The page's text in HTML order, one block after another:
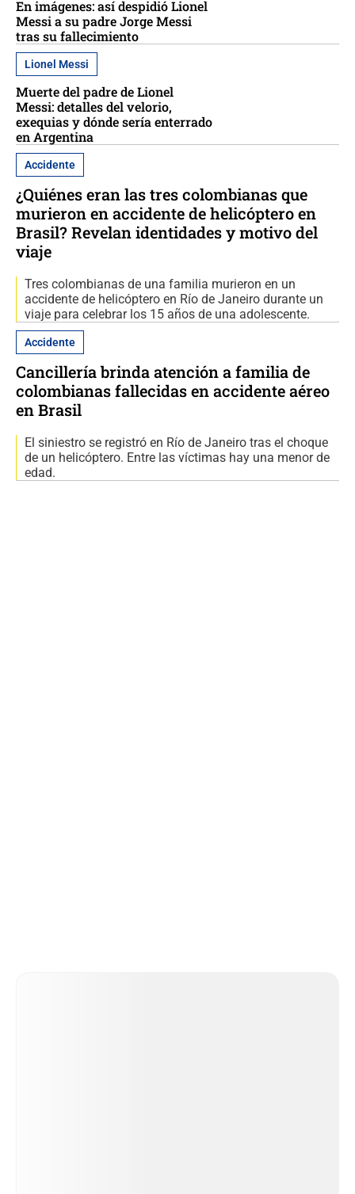
En imágenes: así despidió Lionel
Messi a su padre Jorge Messi
tras su fallecimiento
Lionel Messi
Muerte del padre de Lionel
Messi: detalles del velorio,
exequias y dónde sería enterrado
en Argentina
Accidente
¿Quiénes eran las tres colombianas que
murieron en accidente de helicóptero en
Brasil? Revelan identidades y motivo del
viaje
Tres colombianas de una familia murieron en un
accidente de helicóptero en Río de Janeiro durante un
viaje para celebrar los 15 años de una adolescente.
Accidente
Cancillería brinda atención a familia de
colombianas fallecidas en accidente aéreo
en Brasil
El siniestro se registró en Río de Janeiro tras el choque
de un helicóptero. Entre las víctimas hay una menor de
edad.